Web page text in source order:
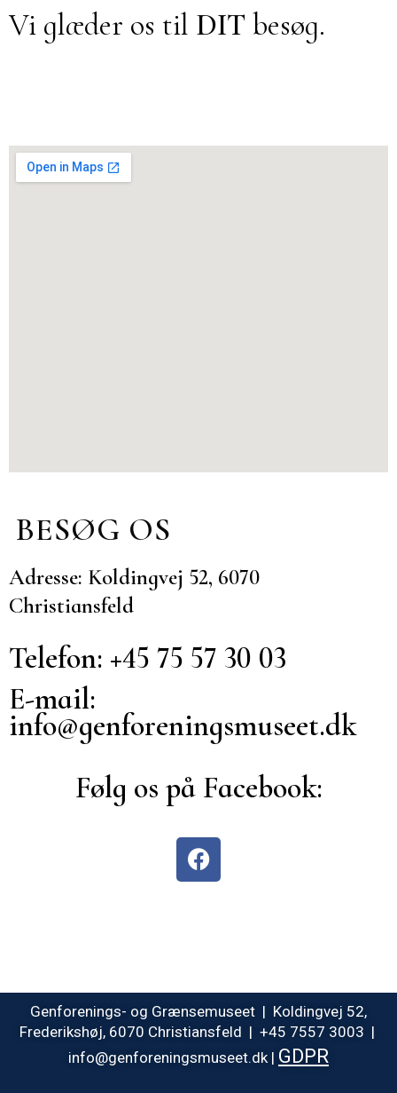
Vi glæder os til DIT besøg.
BESØG OS
Adresse: Koldingvej 52, 6070
Christiansfeld
Telefon: +45 75 57 30 03
E-mail:
info@genforeningsmuseet.dk
Følg os på Facebook:
Genforenings- og Grænsemuseet | Koldingvej 52,
Frederikshøj, 6070 Christiansfeld | +45 7557 3003 |
info@genforeningsmuseet.dk | GDPR